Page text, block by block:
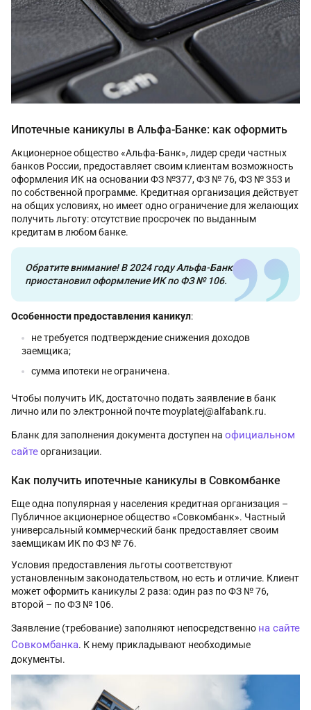
Ипотечные каникулы в Альфа-Банке: как оформить
Акционерное общество «Альфа-Банк», лидер среди частных
банков России, предоставляет своим клиентам возможность
оформления ИК на основании ФЗ №377, ФЗ № 76, ФЗ № 353 и
по собственной программе. Кредитная организация действует
на общих условиях, но имеет одно ограничение для желающих
получить льготу: отсутствие просрочек по выданным
кредитам в любом банке.
Обратите внимание! В 2024 году Альфа-Банк
приостановил оформление ИК по ФЗ № 106.
Особенности предоставления каникул:
не требуется подтверждение снижения доходов
заемщика;
сумма ипотеки не ограничена.
Чтобы получить ИК, достаточно подать заявление в банк
лично или по электронной почте moyplatej@alfabank.ru.
Бланк для заполнения документа доступен на официальном
сайтеорганизации.
Как получить ипотечные каникулы в Совкомбанке
Еще одна популярная у населения кредитная организация –
Публичное акционерное общество «Совкомбанк». Частный
универсальный коммерческий банк предоставляет своим
заемщикам ИК по ФЗ № 76.
Условия предоставления льготы соответствуют
установленным законодательством, но есть и отличие. Клиент
может оформить каникулы 2 раза: один раз по ФЗ № 76,
второй – по ФЗ № 106.
Заявление (требование) заполняют непосредственно на сайте
Совкомбанка. К нему прикладывают необходимые
документы.